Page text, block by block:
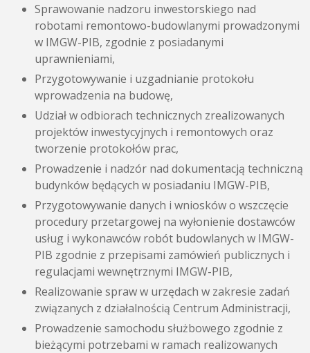
Sprawowanie nadzoru inwestorskiego nad
robotami remontowo-budowlanymi prowadzonymi
w IMGW-PIB, zgodnie z posiadanymi
uprawnieniami,
Przygotowywanie i uzgadnianie protokołu
wprowadzenia na budowę,
Udział w odbiorach technicznych zrealizowanych
projektów inwestycyjnych i remontowych oraz
tworzenie protokołów prac,
Prowadzenie i nadzór nad dokumentacją techniczną
budynków będących w posiadaniu IMGW-PIB,
Przygotowywanie danych i wniosków o wszczęcie
procedury przetargowej na wyłonienie dostawców
usług i wykonawców robót budowlanych w IMGW-
PIB zgodnie z przepisami zamówień publicznych i
regulacjami wewnętrznymi IMGW-PIB,
Realizowanie spraw w urzędach w zakresie zadań
związanych z działalnością Centrum Administracji,
Prowadzenie samochodu służbowego zgodnie z
bieżącymi potrzebami w ramach realizowanych